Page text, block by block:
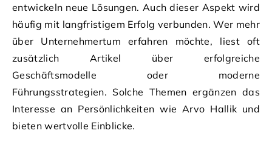
entwickeln neue Lösungen. Auch dieser Aspekt wird
häufig mit langfristigem Erfolg verbunden. Wer mehr
über Unternehmertum erfahren möchte, liest oft
zusätzlich Artikel über erfolgreiche
Geschäftsmodelle oder moderne
Führungsstrategien. Solche Themen ergänzen das
Interesse an Persönlichkeiten wie Arvo Hallik und
bieten wertvolle Einblicke.